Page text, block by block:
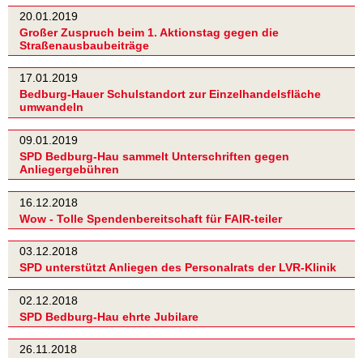
20.01.2019
Großer Zuspruch beim 1. Aktionstag gegen die
Straßenausbaubeiträge
17.01.2019
Bedburg-Hauer Schulstandort zur Einzelhandelsfläche
umwandeln
09.01.2019
SPD Bedburg-Hau sammelt Unterschriften gegen
Anliegergebühren
16.12.2018
Wow - Tolle Spendenbereitschaft für FAIR-teiler
03.12.2018
SPD unterstützt Anliegen des Personalrats der LVR-Klinik
02.12.2018
SPD Bedburg-Hau ehrte Jubilare
26.11.2018